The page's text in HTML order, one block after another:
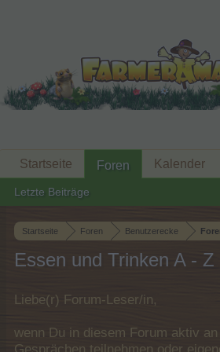
Startseite Foren Benutzerecke
Essen und Trinken A - Z
Liebe(r) Forum-Leser/in,
wenn Du in diesem Forum aktiv an
Startseite Foren
Letzte Beiträge
Kalender